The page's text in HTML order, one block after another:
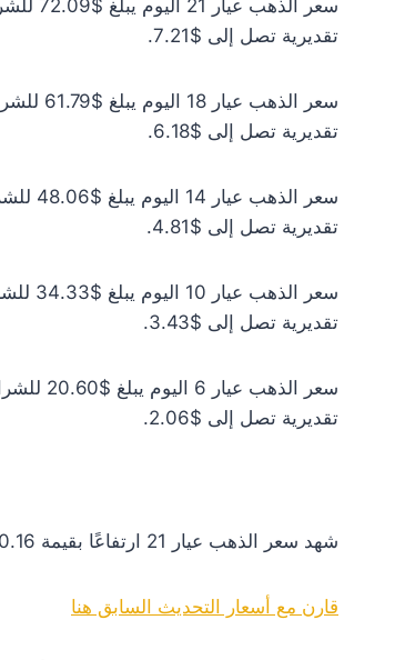
تقديرية تصل إلى $7.21.
تقديرية تصل إلى $6.18.
تقديرية تصل إلى $4.81.
تقديرية تصل إلى $3.43.
تقديرية تصل إلى $2.06.
شهد سعر الذهب عيار 21 ارتفاعًا بقيمة 0.16€ مقارنة بالتحديث السابق. هذا التغير يعكس زيادة في الطلب أو تأثيرات إيجابية من الأسواق العالمية.
قارن مع أسعار التحديث السابق هنا